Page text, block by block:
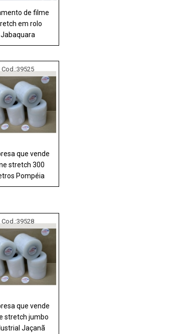
de filme
em rolo
Jabaquara
Cod.:39525
que vende
stretch 300
Pompéia
Cod.:39528
que vende
stretch jumbo
Jaçanã